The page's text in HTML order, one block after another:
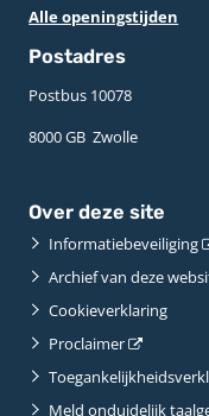
Alle openingstijden
Postadres
Postbus 10078 ­
8000 GB ­ Zwolle
Over deze site
Informatiebeveiliging
Archief van deze
Cookieverklaring
Proclaimer
Meld onduidelijk